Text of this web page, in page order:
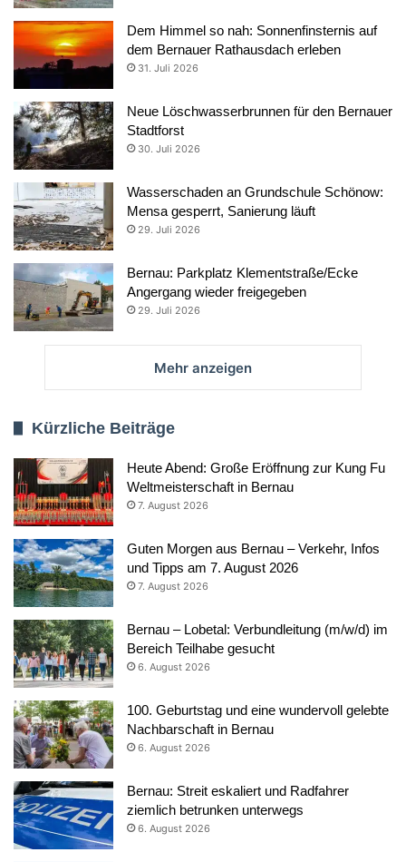
Dem Himmel so nah: Sonnenfinsternis auf
dem Bernauer Rathausdach erleben
31. Juli 2026
Neue Löschwasserbrunnen für den Bernauer
Stadtforst
30. Juli 2026
Wasserschaden an Grundschule Schönow:
Mensa gesperrt, Sanierung läuft
29. Juli 2026
Bernau: Parkplatz Klementstraße/Ecke
Angergang wieder freigegeben
29. Juli 2026
Mehr anzeigen
Kürzliche Beiträge
Heute Abend: Große Eröffnung zur Kung Fu
Weltmeisterschaft in Bernau
7. August 2026
Guten Morgen aus Bernau – Verkehr, Infos
und Tipps am 7. August 2026
7. August 2026
Bernau – Lobetal: Verbundleitung (m/w/d) im
Bereich Teilhabe gesucht
6. August 2026
100. Geburtstag und eine wundervoll gelebte
Nachbarschaft in Bernau
6. August 2026
Bernau: Streit eskaliert und Radfahrer
ziemlich betrunken unterwegs
6. August 2026